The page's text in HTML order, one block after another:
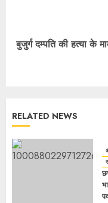
बुजुर्ग दम्पति की हत्या के
RELATED NEWS